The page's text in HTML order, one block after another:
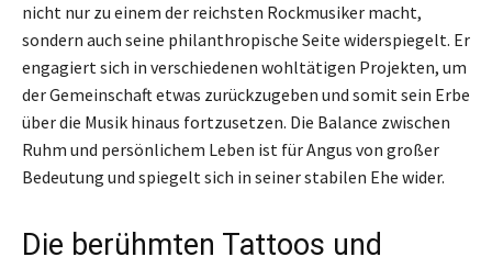
nicht nur zu einem der reichsten Rockmusiker macht,
sondern auch seine philanthropische Seite widerspiegelt. Er
engagiert sich in verschiedenen wohltätigen Projekten, um
der Gemeinschaft etwas zurückzugeben und somit sein Erbe
über die Musik hinaus fortzusetzen. Die Balance zwischen
Ruhm und persönlichem Leben ist für Angus von großer
Bedeutung und spiegelt sich in seiner stabilen Ehe wider.
Die berühmten Tattoos und